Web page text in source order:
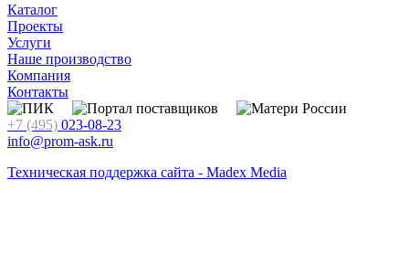
Каталог
Проекты
Услуги
Наше производство
Компания
Контакты
+7 (495) 023-08-23
info@prom-ask.ru
Техническая поддержка сайта - Madex Media